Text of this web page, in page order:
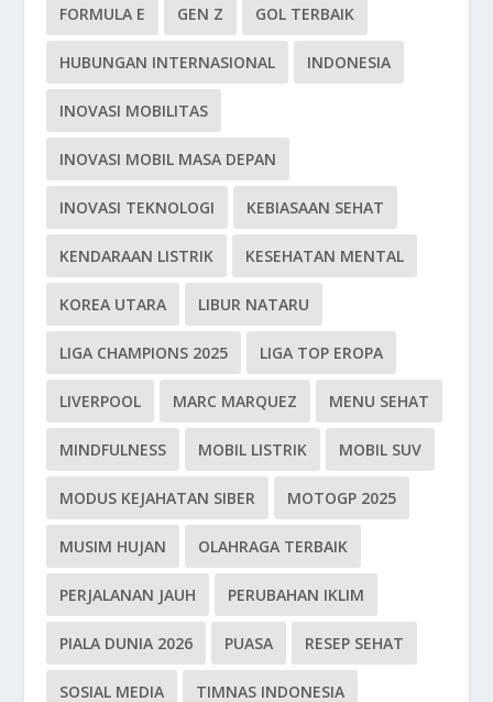
FORMULA E GEN Z GOL TERBAIK
HUBUNGAN INTERNASIONAL INDONESIA
INOVASI MOBILITAS
INOVASI MOBIL MASA DEPAN
INOVASI TEKNOLOGI KEBIASAAN SEHAT
KENDARAAN LISTRIK KESEHATAN MENTAL
KOREA UTARA LIBUR NATARU
LIGA CHAMPIONS 2025 LIGA TOP EROPA
LIVERPOOL MARC MARQUEZ MENU SEHAT
MINDFULNESS MOBIL LISTRIK MOBIL SUV
MODUS KEJAHATAN SIBER MOTOGP 2025
MUSIM HUJAN OLAHRAGA TERBAIK
PERJALANAN JAUH PERUBAHAN IKLIM
PIALA DUNIA 2026 PUASA RESEP SEHAT
SOSIAL MEDIA TIMNAS INDONESIA